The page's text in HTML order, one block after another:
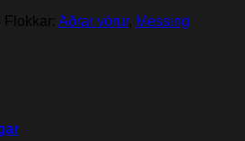
Flokkar: Aðrar vörur, Messing